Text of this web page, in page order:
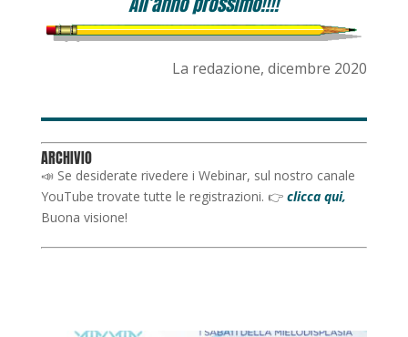
La redazione, dicembre 2020
ARCHIVIO
📣 Se desiderate rivedere i Webinar, sul nostro canale
YouTube trovate tutte le registrazioni. 👉clicca qui,
Buona visione!